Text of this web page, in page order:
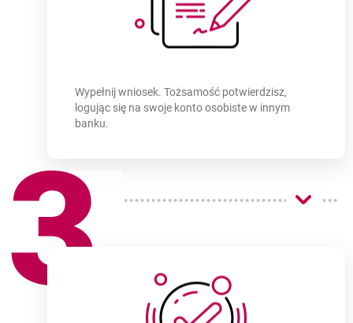
Darmowe otwarcie konta firmowegow prostych
Wypełnij wniosek. Tożsamość potwierdzisz,
logując się na swoje konto osobiste w innym
banku.
3